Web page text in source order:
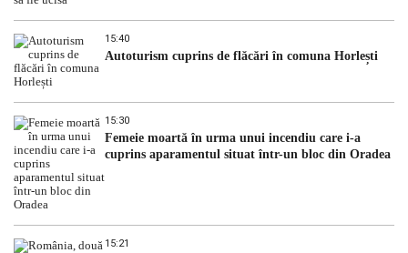
15:40
Autoturism cuprins de flăcări în comuna Horlești
15:30
Femeie moartă în urma unui incendiu care i-a
cuprins aparamentul situat într-un bloc din Oradea
15:21